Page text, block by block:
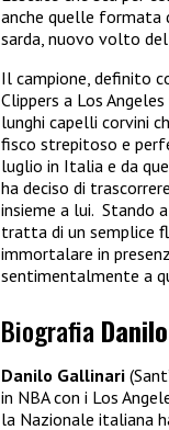
anche quelle formata
sarda, nuovo volto
Il campione, definito
Clippers a Los
lunghi capelli corvini
fisco strepitoso e
luglio in Italia e da
ha deciso di
insieme a lui. Stando
tratta di un semplice
immortalare in
sentimentalmente a
Biografia
Danilo Gallinari
in NBA con i Los
la Nazionale italiana